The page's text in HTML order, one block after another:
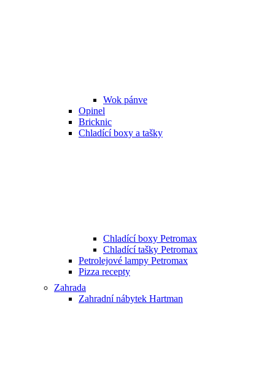
Wok pánve
Opinel
Bricknic
Chladící boxy a tašky
Chladící boxy Petromax
Chladící tašky Petromax
Petrolejové lampy Petromax
Pizza recepty
Zahrada
Zahradní nábytek Hartman